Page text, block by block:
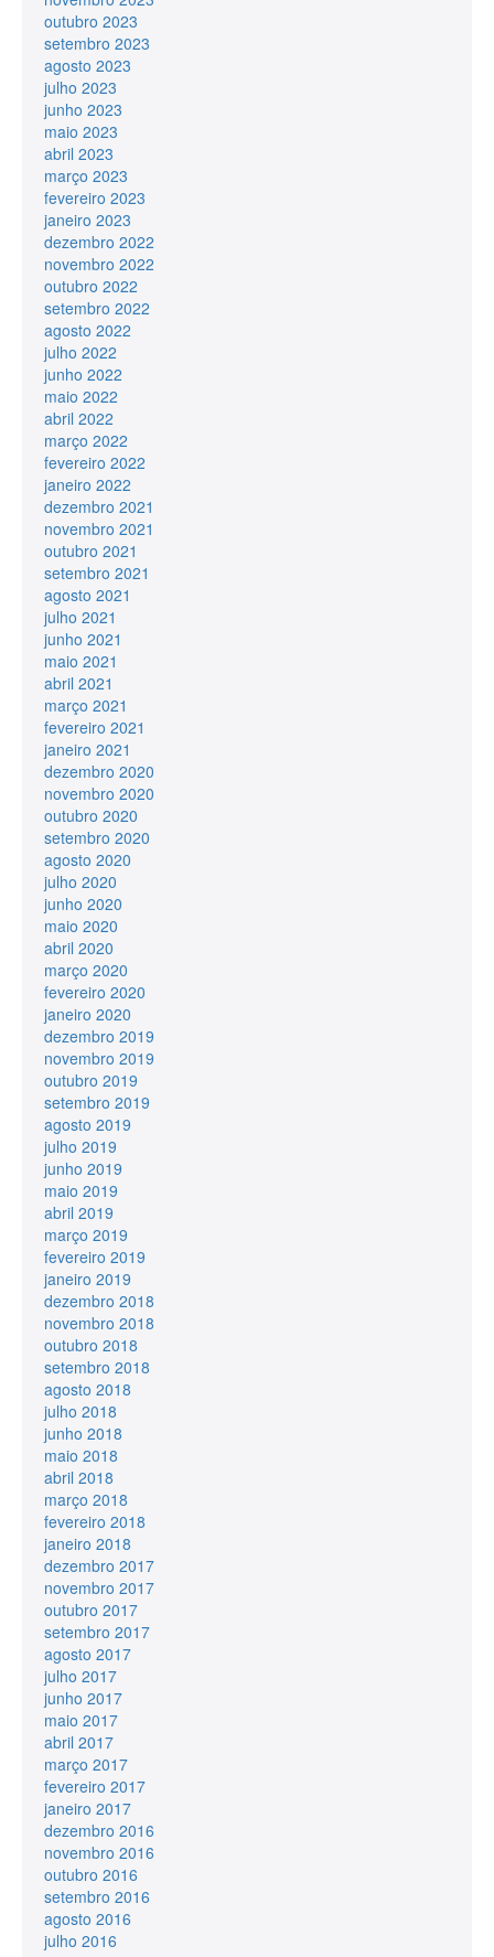
outubro 2023
setembro 2023
agosto 2023
julho 2023
junho 2023
maio 2023
abril 2023
março 2023
fevereiro 2023
janeiro 2023
dezembro 2022
novembro 2022
outubro 2022
setembro 2022
agosto 2022
julho 2022
junho 2022
maio 2022
abril 2022
março 2022
fevereiro 2022
janeiro 2022
dezembro 2021
novembro 2021
outubro 2021
setembro 2021
agosto 2021
julho 2021
junho 2021
maio 2021
abril 2021
março 2021
fevereiro 2021
janeiro 2021
dezembro 2020
novembro 2020
outubro 2020
setembro 2020
agosto 2020
julho 2020
junho 2020
maio 2020
abril 2020
março 2020
fevereiro 2020
janeiro 2020
dezembro 2019
novembro 2019
outubro 2019
setembro 2019
agosto 2019
julho 2019
junho 2019
maio 2019
abril 2019
março 2019
fevereiro 2019
janeiro 2019
dezembro 2018
novembro 2018
outubro 2018
setembro 2018
agosto 2018
julho 2018
junho 2018
maio 2018
abril 2018
março 2018
fevereiro 2018
janeiro 2018
dezembro 2017
novembro 2017
outubro 2017
setembro 2017
agosto 2017
julho 2017
junho 2017
maio 2017
abril 2017
março 2017
fevereiro 2017
janeiro 2017
dezembro 2016
novembro 2016
outubro 2016
setembro 2016
agosto 2016
julho 2016